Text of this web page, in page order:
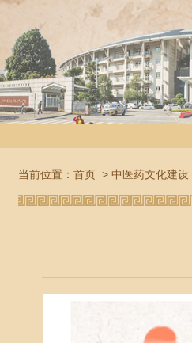
当前位置： 首页 > 中医药文化建设